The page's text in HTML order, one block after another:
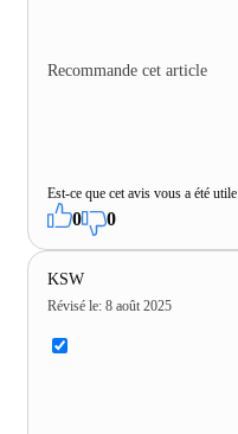
Recommande cet article
Est-ce que cet avis vous a été
0 0
KSW
Révisé le: 8 août 2025